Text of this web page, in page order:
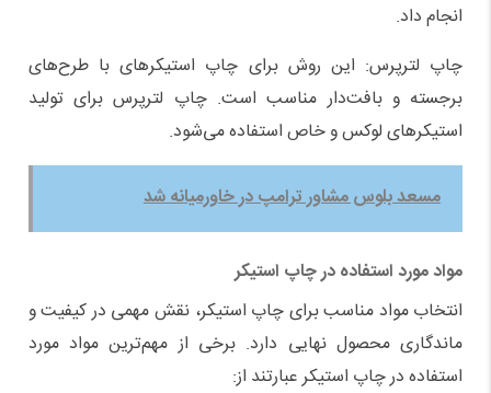
انجام داد.
چاپ لترپرس: این روش برای چاپ استیکرهای با طرح‌های
برجسته و بافت‌دار مناسب است. چاپ لترپرس برای تولید
استیکرهای لوکس و خاص استفاده می‌شود.
مسعد بلوس مشاور ترامپ در خاورمیانه شد
مواد مورد استفاده در چاپ استیکر
انتخاب مواد مناسب برای چاپ استیکر، نقش مهمی در کیفیت و
ماندگاری محصول نهایی دارد. برخی از مهم‌ترین مواد مورد
استفاده در چاپ استیکر عبارتند از: